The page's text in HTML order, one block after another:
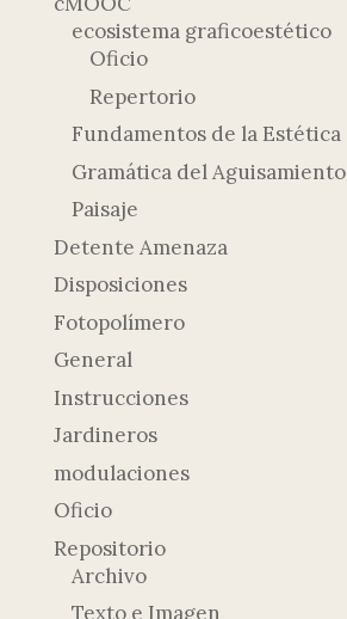
ecosistema graficoestético
Oficio
Repertorio
Fundamentos de la Estética
Gramática del Aguisamiento
Paisaje
Detente Amenaza
Disposiciones
Fotopolímero
General
Instrucciones
Jardineros
modulaciones
Oficio
Repositorio
Archivo
Texto e Imagen